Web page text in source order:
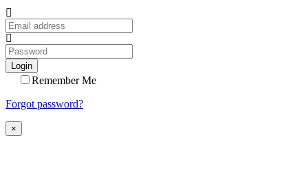
Login
Remember Me
Forgot password?
×